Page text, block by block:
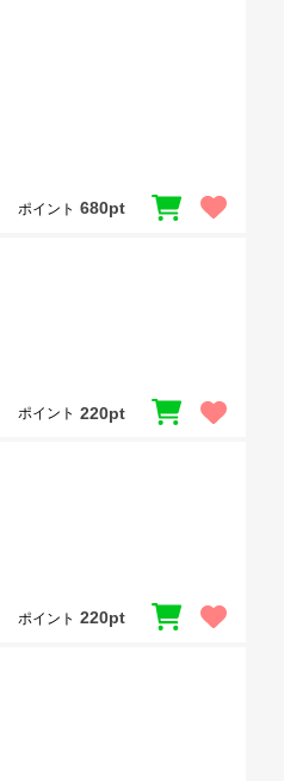
ポイント 680pt
ポイント 220pt
ポイント 220pt